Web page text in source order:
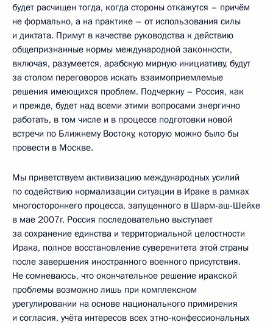
будет расчищен тогда, когда стороны откажутся – причём
не формально, а на практике – от использования силы
и диктата. Примут в качестве руководства к действию
общепризнанные нормы международной законности,
включая, разумеется, арабскую мирную инициативу, будут
за столом переговоров искать взаимоприемлемые
решения имеющихся проблем. Подчеркну – Россия, как
и прежде, будет над всеми этими вопросами энергично
работать, в том числе и в процессе подготовки новой
встречи по Ближнему Востоку, которую можно было бы
провести в Москве.
Мы приветствуем активизацию международных усилий
по содействию нормализации ситуации в Ираке в рамках
многостороннего процесса, запущенного в Шарм-аш-Шейхе
в мае 2007г. Россия последовательно выступает
за сохранение единства и территориальной целостности
Ирака, полное восстановление суверенитета этой страны
после завершения иностранного военного присутствия.
Не сомневаюсь, что окончательное решение иракской
проблемы возможно лишь при комплексном
урегулировании на основе национального примирения
и согласия, учёта интересов всех этно-конфессиональных